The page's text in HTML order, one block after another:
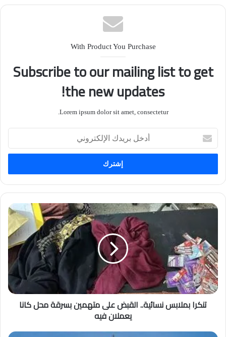
With Product You Purchase
Subscribe to our mailing list to get
the new updates!
Lorem ipsum dolor sit amet, consectetur.
بريدك
الإلكتروني
تنكرا بملابس نسائية.. القبض على متهمين بسرقة محل كانا
يعملان فيه